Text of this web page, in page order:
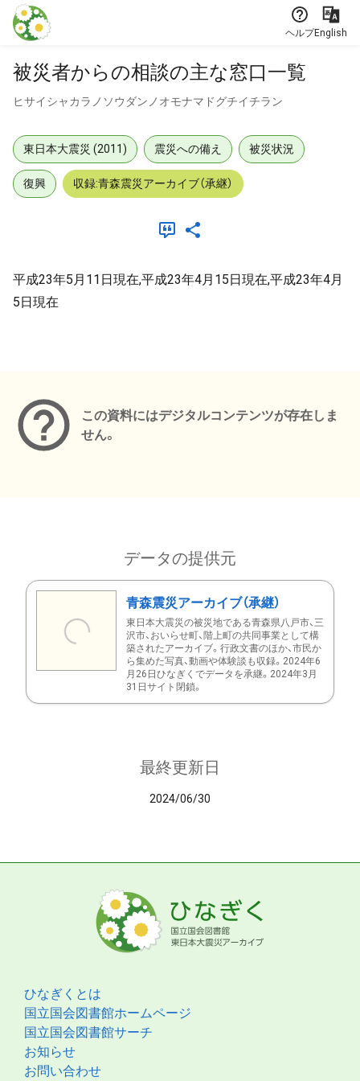
本文に飛ぶ
ヘルプEnglish
被災者からの相談の主な窓口一覧
ヒサイシャカラノソウダンノオモナマドグチイチラン
東日本大震災 (2011) 震災への備え 被災状況
復興 収録:青森震災アーカイブ（承継）
平成23年5月11日現在,平成23年4月15日現在,平成23年4月
5日現在
この資料にはデジタルコンテンツが存在しま
せん。
データの提供元
青森震災アーカイブ（承継）
東日本大震災の被災地である青森県八戸市、三
沢市、おいらせ町、階上町の共同事業として構
築されたアーカイブ。行政文書のほか、市民か
ら集めた写真、動画や体験談も収録。2024年6
月26日ひなぎくでデータを承継。2024年3月
31日サイト閉鎖。
最終更新日
2024/06/30
ひなぎくとは
国立国会図書館ホームページ
国立国会図書館サーチ
お知らせ
お問い合わせ